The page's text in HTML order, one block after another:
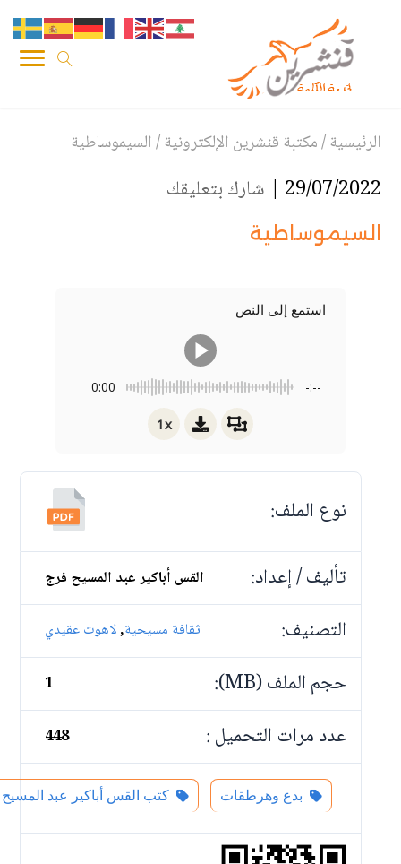
الرئيسية/مكتبة قنشرين الإلكترونية/السيموساطية
29/07/2022 | شارك بتعليقك
السيموساطية
استمع إلى النص
0:00 -:--
1x
نوع الملف:
تأليف / إعداد:
القس أباكير عبد المسيح فرج
التصنيف: ثقافة مسيحية,لاهوت عقيدي
حجم الملف (MB): 1
عدد مرات التحميل : 448
بدع وهرطقات كتب القس أباكير عبد